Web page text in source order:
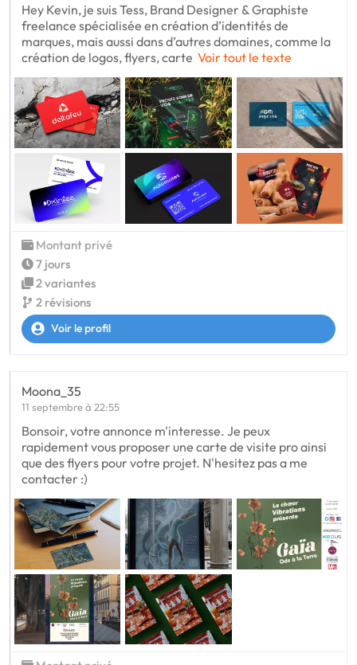
Hey Kevin, je suis Tess, Brand Designer & Graphiste
freelance spécialisée en création d’identités de
marques, mais aussi dans d’autres domaines, comme la
création de logos, flyers, carte Voir tout le texte
Montant privé
7 jours
2 variantes
2 révisions
Voir le profil
Moona_35
11 septembre à 22:55
Bonsoir, votre annonce m'interesse. Je peux
rapidement vous proposer une carte de visite pro ainsi
que des flyers pour votre projet. N'hesitez pas a me
contacter :)